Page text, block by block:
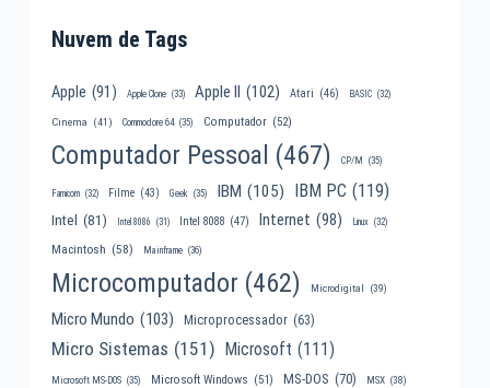
Nuvem de Tags
Apple (91) Apple Clone (33) Apple II (102) Atari (46) BASIC (32)
Cinema (41) Commodore 64 (35) Computador (52)
Computador Pessoal (467) CP/M (35)
Famicom (32) Filme (43) Geek (35) IBM (105) IBM PC (119)
Intel (81) Intel 8086 (31) Intel 8088 (47) Internet (98) Linux (32)
Macintosh (58) Mainframe (36)
Microcomputador (462) Microdigital (39)
Micro Mundo (103) Microprocessador (63)
Micro Sistemas (151) Microsoft (111)
Microsoft MS-DOS (35) Microsoft Windows (51) MS-DOS (70) MSX (38)